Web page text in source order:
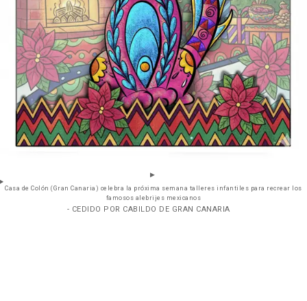
Casa de Colón (Gran Canaria) celebra la próxima semana talleres infantiles para recrear los
famosos alebrijes mexicanos
- CEDIDO POR CABILDO DE GRAN CANARIA